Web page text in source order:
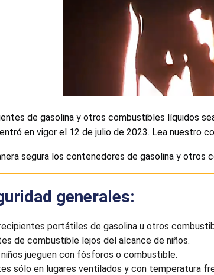
de gasolina y otros combustibles líquidos
entró en vigor el 12 de julio de 2023. Lea nuestro
segura los contenedores de gasolina y otros
generales:
portátiles de gasolina u otros
de combustible lejos del alcance de niños.
jueguen con fósforos o combustible.
sólo en lugares ventilados y con temperatura